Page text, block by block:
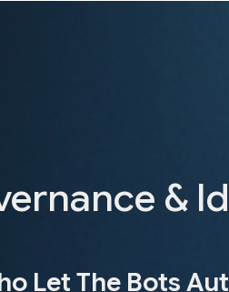
&
Let The Bots